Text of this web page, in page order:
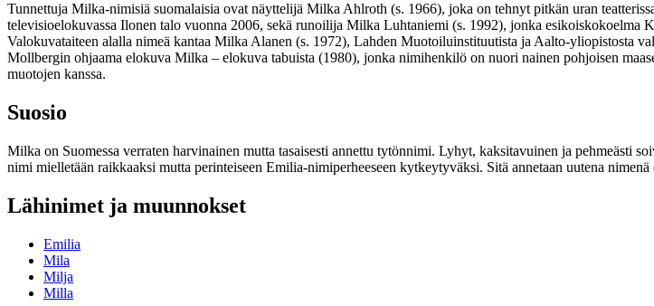
Tunnettuja Milka-nimisiä suomalaisia ovat näyttelijä Milka Ahlroth (s. 1966), joka on tehnyt pitkän uran
televisioelokuvassa Ilonen talo vuonna 2006, sekä runoilija Milka Luhtaniemi (s. 1992), jonka
Valokuvataiteen alalla nimeä kantaa Milka Alanen (s. 1972), Lahden Muotoiluinstituutista ja Aalto-yliopistosta
Mollbergin ohjaama elokuva Milka – elokuva tabuista (1980), jonka nimihenkilö on nuori nainen pohjoisen
muotojen kanssa.
Suosio
Milka on Suomessa verraten harvinainen mutta tasaisesti annettu tytönnimi. Lyhyt, kaksitavuinen ja pehmeästi
nimi mielletään raikkaaksi mutta perinteiseen Emilia-nimiperheeseen kytkeytyväksi. Sitä annetaan uutena nimenä
Lähinimet ja muunnokset
Emilia
Mila
Milja
Milla